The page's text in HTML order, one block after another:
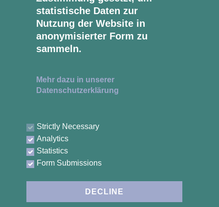
ÖFFNUNGSZEITEN
08:30 - 17:00 Uhr
Freitag
ÜBERBLICK
Willkommen
Über uns
Leistungen
statistische Daten zur
Nutzung der Website in
anonymisierter Form zu
sammeln.
Mehr dazu in unserer
Datenschutzerklärung
Strictly Necessary
Analytics
Statistics
Form Submissions
DECLINE